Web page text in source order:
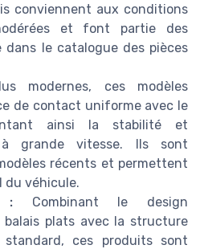
conviennent aux conditions
et font partie des
dans le catalogue des pièces
modernes, ces modèles
de contact uniforme avec le
ainsi la stabilité et
grande vitesse. Ils sont
récents et permettent
du véhicule.
: Combinant le design
balais plats avec la structure
standard, ces produits sont